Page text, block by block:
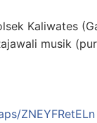
Kaliwates
musik
ZNEYFRetELn